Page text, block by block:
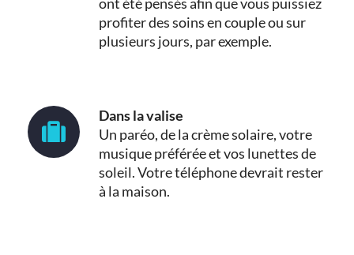
profiter des soins en couple ou sur
plusieurs jours, par exemple.
Dans la valise
Un paréo, de la crème solaire, votre
musique préférée et vos lunettes de
soleil. Votre téléphone devrait rester
à la maison.